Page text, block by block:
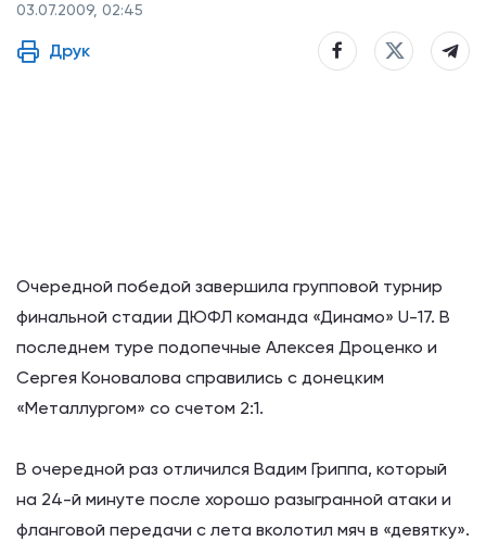
03.07.2009, 02:45
Друк
Очередной победой завершила групповой турнир
финальной стадии ДЮФЛ команда «Динамо» U-17. В
последнем туре подопечные Алексея Дроценко и
Сергея Коновалова справились с донецким
«Металлургом» со счетом 2:1.
В очередной раз отличился Вадим Гриппа, который
на 24-й минуте после хорошо разыгранной атаки и
фланговой передачи с лета вколотил мяч в «девятку».